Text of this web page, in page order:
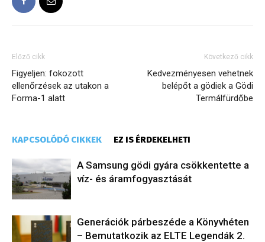
Előző cikk
Figyeljen: fokozott
ellenőrzések az utakon a
Forma-1 alatt
Következő cikk
Kedvezményesen vehetnek
belépőt a gödiek a Gödi
Termálfürdőbe
KAPCSOLÓDÓ CIKKEK EZ IS ÉRDEKELHETI
A Samsung gödi gyára csökkentette a
víz- és áramfogyasztását
Generációk párbeszéde a Könyvhéten
– Bemutatkozik az ELTE Legendák 2.